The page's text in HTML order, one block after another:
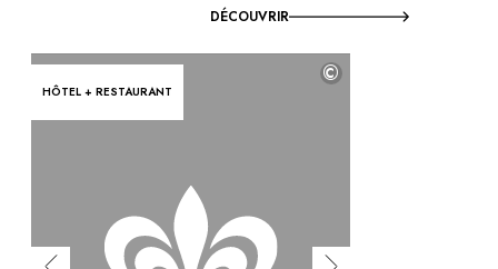
DÉCOUVRIR
HÔTEL + RESTAURANT
©